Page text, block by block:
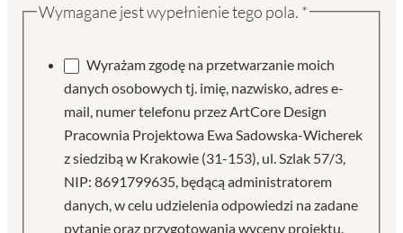
Wymagane jest wypełnienie tego pola. *
Wyrażam zgodę na przetwarzanie moich
danych osobowych tj. imię, nazwisko, adres e-
mail, numer telefonu przez ArtCore Design
Pracownia Projektowa Ewa Sadowska-Wicherek
z siedzibą w Krakowie (31-153), ul. Szlak 57/3,
NIP: 8691799635, będącą administratorem
danych, w celu udzielenia odpowiedzi na zadane
pytanie oraz przygotowania wyceny projektu.